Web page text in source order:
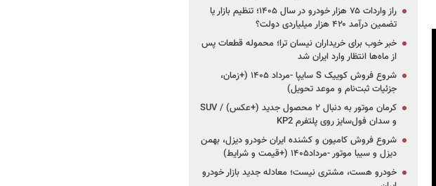
راز واردات ۷۵ هزار خودرو در سال ۱۴۰۵؛ تنظیم بازار یا
تضمین درآمد ۴۲۰ هزار میلیاردی دولت؟
خبر خوب برای خریداران نیسان ترا؛ محموله قطعات پس
از ماه‌ها انتظار وارد ایران شد
شروع فروش کوییک S سایپا -مرداد ۱۴۰۵ (+زمان،
جزئیات ثبت‌نام و موعد تحویل)
کرمان موتور به دنبال ۲ محصول جدید (+عکس) / SUV
و سدان فول‌سایز روی پلتفرم KP2
شروع فروش کامیون و کشنده ایران خودرو دیزل، بهمن
دیزل و سیبا موتور -مرداد۱۴۰۵ (+قیمت و شرایط)
خودرو هست، مشتری نیست؛ معادله جدید بازار خودرو